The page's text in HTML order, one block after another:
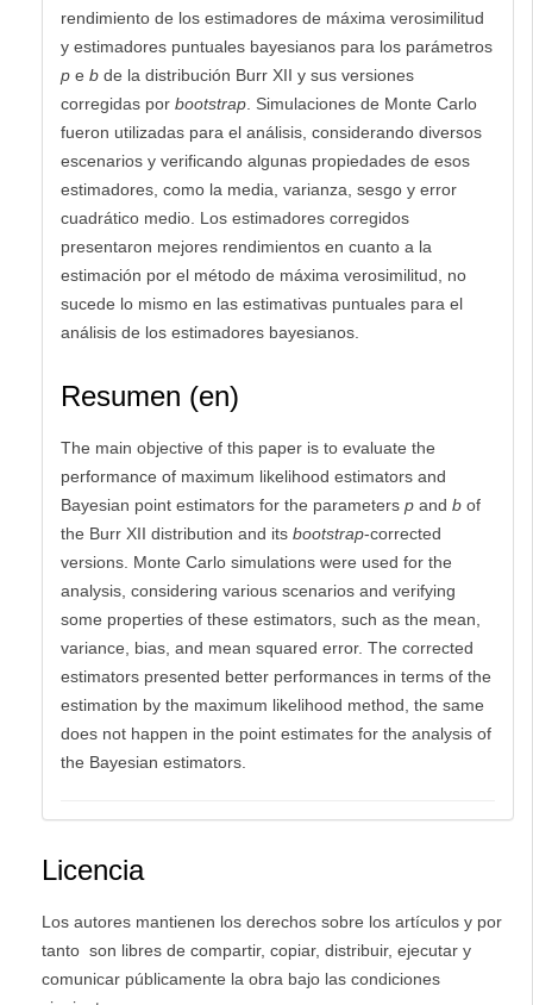
rendimiento de los estimadores de máxima verosimilitud
y estimadores puntuales bayesianos para los parámetros
p e b de la distribución Burr XII y sus versiones
corregidas por bootstrap . Simulaciones de Monte Carlo
fueron utilizadas para el análisis, considerando diversos
escenarios y verificando algunas propiedades de esos
estimadores, como la media, varianza, sesgo y error
cuadrático medio. Los estimadores corregidos
presentaron mejores rendimientos en cuanto a la
estimación por el método de máxima verosimilitud, no
sucede lo mismo en las estimativas puntuales para el
análisis de los estimadores bayesianos.
Resumen (en)
The main objective of this paper is to evaluate the
performance of maximum likelihood estimators and
Bayesian point estimators for the parameters p and b of
the Burr XII distribution and its bootstrap-corrected
versions. Monte Carlo simulations were used for the
analysis, considering various scenarios and verifying
some properties of these estimators, such as the mean,
variance, bias, and mean squared error. The corrected
estimators presented better performances in terms of the
estimation by the maximum likelihood method, the same
does not happen in the point estimates for the analysis of
the Bayesian estimators.
Licencia
Los autores mantienen los derechos sobre los artículos y por
tanto son libres de compartir, copiar, distribuir, ejecutar y
comunicar públicamente la obra bajo las condiciones